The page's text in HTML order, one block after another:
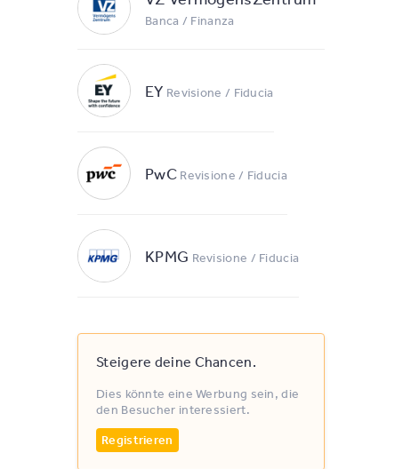
Banca / Finanza
EY Revisione / Fiducia
PwC Revisione / Fiducia
KPMG Revisione / Fiducia
Steigere deine Chancen.
Dies könnte eine Werbung sein, die
den Besucher interessiert.
Registrieren